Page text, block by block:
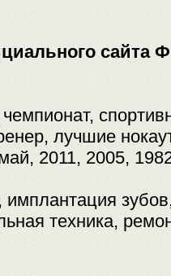
сайта
лучшие
2011, 2005,
техника,